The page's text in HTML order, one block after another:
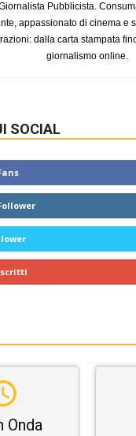
Pubblicista.
appassionato di cinema e
dalla carta stampata
giornalismo online.
SOCIAL
Onda